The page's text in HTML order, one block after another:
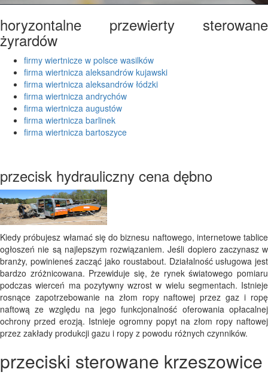
horyzontalne przewierty sterowane
żyrardów
firmy wiertnicze w polsce wasilków
firma wiertnicza aleksandrów kujawski
firma wiertnicza aleksandrów łódzki
firma wiertnicza andrychów
firma wiertnicza augustów
firma wiertnicza barlinek
firma wiertnicza bartoszyce
przecisk hydrauliczny cena dębno
Kiedy próbujesz włamać się do biznesu naftowego, internetowe tablice
ogłoszeń nie są najlepszym rozwiązaniem. Jeśli dopiero zaczynasz w
branży, powinieneś zacząć jako roustabout. Działalność usługowa jest
bardzo zróżnicowana. Przewiduje się, że rynek światowego pomiaru
podczas wierceń ma pozytywny wzrost w wielu segmentach. Istnieje
rosnące zapotrzebowanie na złom ropy naftowej przez gaz i ropę
naftową ze względu na jego funkcjonalność oferowania opłacalnej
ochrony przed erozją. Istnieje ogromny popyt na złom ropy naftowej
przez zakłady produkcji gazu i ropy z powodu różnych czynników.
przeciski sterowane krzeszowice